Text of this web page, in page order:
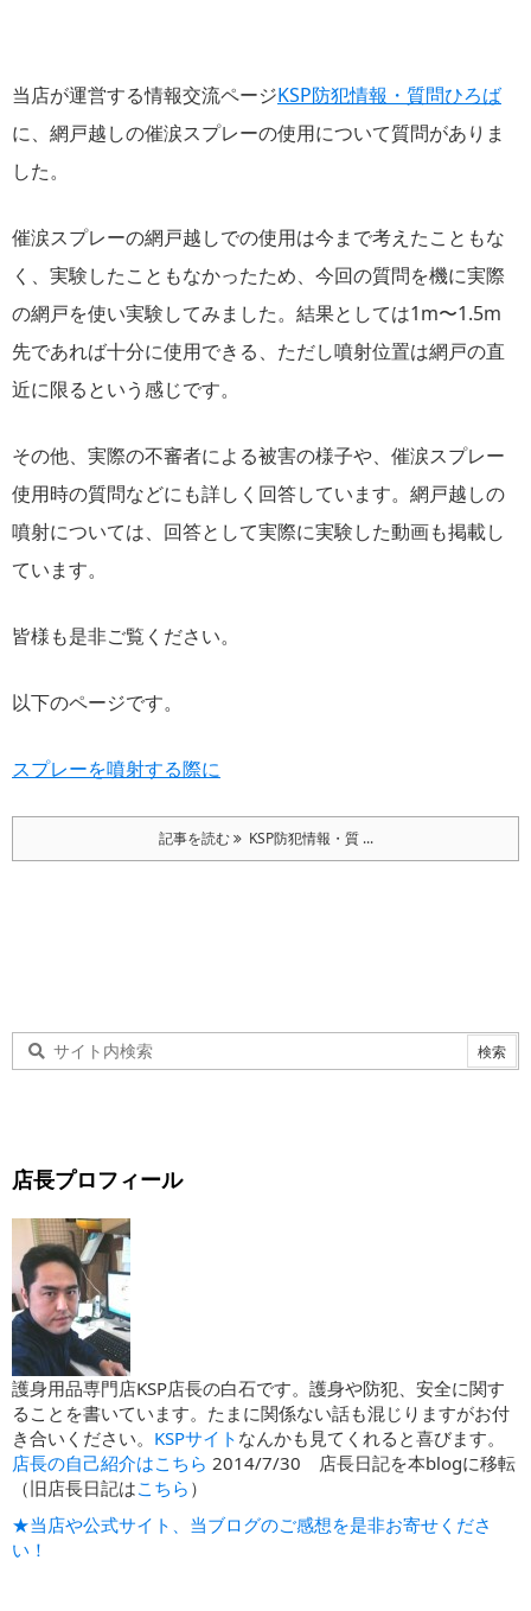
当店が運営する情報交流ページKSP防犯情報・質問ひろば
に、網戸越しの催涙スプレーの使用について質問がありま
した。
催涙スプレーの網戸越しでの使用は今まで考えたこともな
く、実験したこともなかったため、今回の質問を機に実際
の網戸を使い実験してみました。結果としては1m〜1.5m
先であれば十分に使用できる、ただし噴射位置は網戸の直
近に限るという感じです。
その他、実際の不審者による被害の様子や、催涙スプレー
使用時の質問などにも詳しく回答しています。網戸越しの
噴射については、回答として実際に実験した動画も掲載し
ています。
皆様も是非ご覧ください。
以下のページです。
スプレーを噴射する際に
記事を読む KSP防犯情報・質 ...
店長プロフィール
護身用品専門店KSP店長の白石です。護身や防犯、安全に関す
ることを書いています。たまに関係ない話も混じりますがお付
き合いください。 KSPサイト なんかも見てくれると喜びます。
店長の自己紹介はこちら 2014/7/30 店長日記を本blogに移転
（旧店長日記はこちら ）
★当店や公式サイト、当ブログのご感想を是非お寄せくださ
い！